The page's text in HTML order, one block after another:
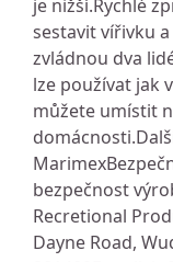
je nižší.Rychlé
sestavit vířivku
zvládnou dva
lze používat jak
můžete umístit
bezpečnost
Recretional
Dayne Road,